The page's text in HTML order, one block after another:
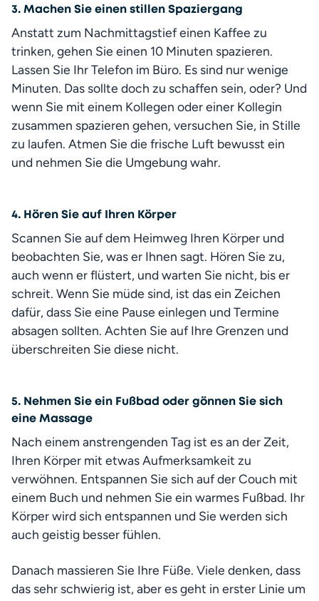
3. Machen Sie einen stillen Spaziergang
Anstatt zum Nachmittagstief einen Kaffee zu
trinken, gehen Sie einen 10 Minuten spazieren.
Lassen Sie Ihr Telefon im Büro. Es sind nur wenige
Minuten. Das sollte doch zu schaffen sein, oder? Und
wenn Sie mit einem Kollegen oder einer Kollegin
zusammen spazieren gehen, versuchen Sie, in Stille
zu laufen. Atmen Sie die frische Luft bewusst ein
und nehmen Sie die Umgebung wahr.
4. Hören Sie auf Ihren Körper
Scannen Sie auf dem Heimweg Ihren Körper und
beobachten Sie, was er Ihnen sagt. Hören Sie zu,
auch wenn er flüstert, und warten Sie nicht, bis er
schreit. Wenn Sie müde sind, ist das ein Zeichen
dafür, dass Sie eine Pause einlegen und Termine
absagen sollten. Achten Sie auf Ihre Grenzen und
überschreiten Sie diese nicht.
5. Nehmen Sie ein Fußbad oder gönnen Sie sich
eine Massage
Nach einem anstrengenden Tag ist es an der Zeit,
Ihren Körper mit etwas Aufmerksamkeit zu
verwöhnen. Entspannen Sie sich auf der Couch mit
einem Buch und nehmen Sie ein warmes Fußbad. Ihr
Körper wird sich entspannen und Sie werden sich
auch geistig besser fühlen.
Danach massieren Sie Ihre Füße. Viele denken, dass
das sehr schwierig ist, aber es geht in erster Linie um